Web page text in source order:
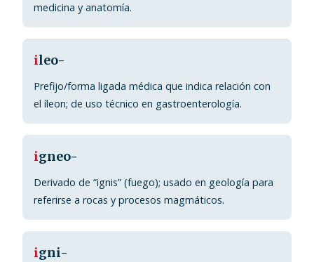
medicina y anatomía.
ileo-
Prefijo/forma ligada médica que indica relación con
el íleon; de uso técnico en gastroenterología.
igneo-
Derivado de “ignis” (fuego); usado en geología para
referirse a rocas y procesos magmáticos.
igni-